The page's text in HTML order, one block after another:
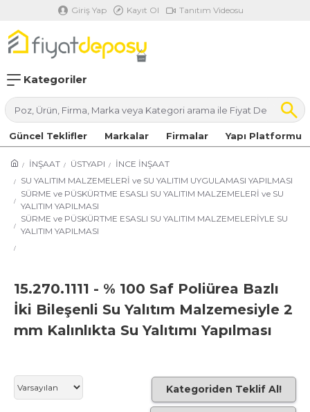
Giriş Yap Kayıt Ol Tanıtım Videosu
Kategoriler
Güncel Teklifler Markalar Firmalar Yapı Platformu
İNŞAAT ÜSTYAPI
İNCE İNŞAAT
SU YALITIM MALZEMELERİ ve SU YALITIM UYGULAMASI YAPILMASI
SÜRME ve PÜSKÜRTME ESASLI SU YALITIM MALZEMELERİ ve SU
YALITIM YAPILMASI
SÜRME ve PÜSKÜRTME ESASLI SU YALITIM MALZEMELERİYLE SU
YALITIM YAPILMASI
15.270.1111 - % 100 Saf Poliürea Bazlı
İki Bileşenli Su Yalıtım Malzemesiyle 2
mm Kalınlıkta Su Yalıtımı Yapılması
Kategoriden Teklif Al!